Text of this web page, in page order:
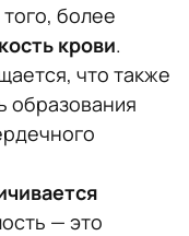
более
крови.
что также
образования
— это